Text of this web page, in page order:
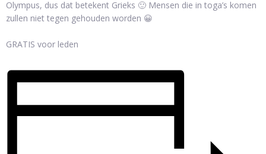
Olympus, dus dat betekent Grieks 🙂 Mensen die in toga’s komen
zullen niet tegen gehouden worden 😀
GRATIS voor leden